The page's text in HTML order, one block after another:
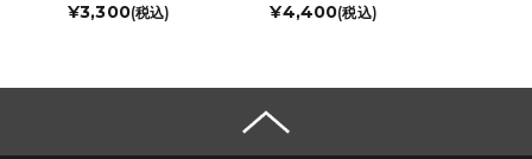
¥3,300(税込) ¥4,400(税込)